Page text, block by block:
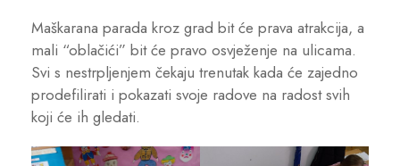
Maškarana parada kroz grad bit će prava atrakcija, a
mali “oblačići” bit će pravo osvježenje na ulicama.
Svi s nestrpljenjem čekaju trenutak kada će zajedno
prodefilirati i pokazati svoje radove na radost svih
koji će ih gledati.